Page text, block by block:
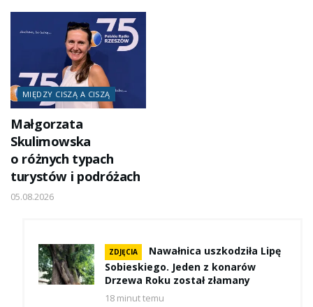
MIĘDZY CISZĄ A CISZĄ
Małgorzata
Skulimowska
o różnych typach
turystów i podróżach
05.08.2026
ZDJĘCIA
Nawałnica uszkodziła Lipę
Sobieskiego. Jeden z konarów
Drzewa Roku został złamany
18 minut temu